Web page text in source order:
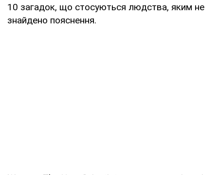
10 загадок, що стосуються людства, яким не
знайдено пояснення.